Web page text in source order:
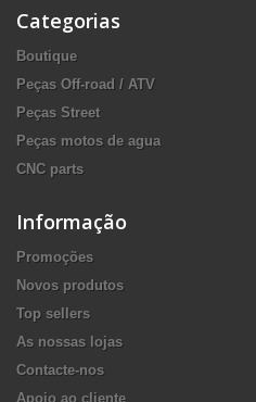
Categorias
Boutique
Peças Off-road / ATV
Peças Street
Peças motos de agua
CNC parts
Informação
Promoções
Novos produtos
Top sellers
As nossas lojas
Contacte-nos
Apoio ao cliente